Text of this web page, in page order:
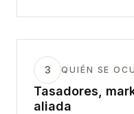
3 QUIÉN SE
Tasadores,
aliada